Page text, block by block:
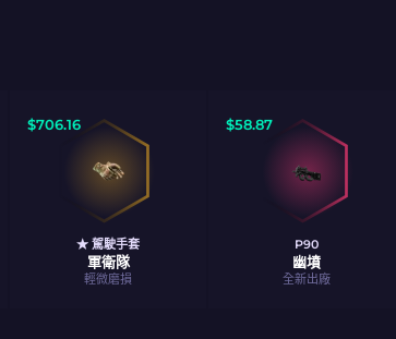
$706.16
★ 駕駛手套
軍衛隊
輕微磨損
$58.87
P90
幽墳
全新出廠